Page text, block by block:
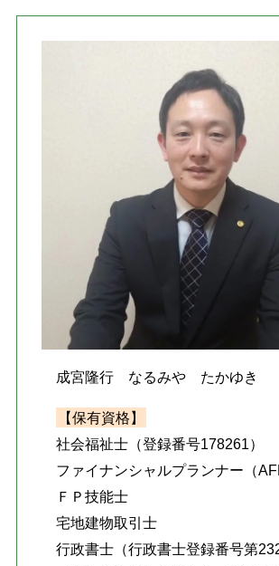
成宮隆行 なるみや たかゆき
【保有資格】
社会福祉士（登録番号178261）
ファイナンシャルプランナー（
ＦＰ技能士
宅地建物取引士
行政書士（行政書士登録番号第